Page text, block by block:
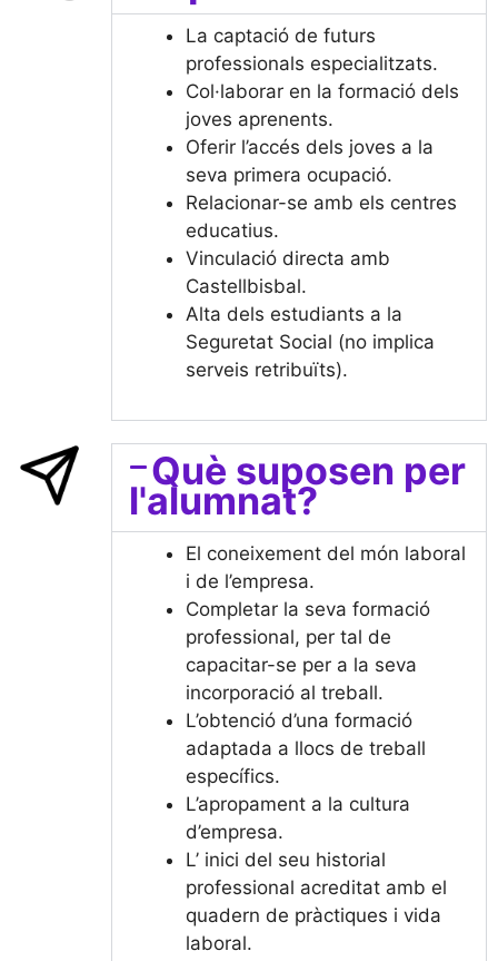
La captació de futurs
professionals especialitzats.
Col·laborar en la formació dels
joves aprenents.
Oferir l’accés dels joves a la
seva primera ocupació.
Relacionar-se amb els centres
educatius.
Vinculació directa amb
Castellbisbal.
Alta dels estudiants a la
Seguretat Social (no implica
serveis retribuïts).
Què suposen per
l'alumnat?
El coneixement del món laboral
i de l’empresa.
Completar la seva formació
professional, per tal de
capacitar-se per a la seva
incorporació al treball.
L’obtenció d’una formació
adaptada a llocs de treball
específics.
L’apropament a la cultura
d’empresa.
L’ inici del seu historial
professional acreditat amb el
quadern de pràctiques i vida
laboral.